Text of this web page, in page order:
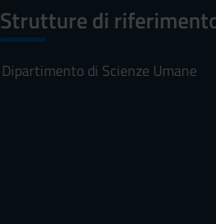
Strutture di
Dipartimento di Scienze Umane